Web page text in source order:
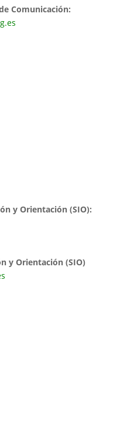
Comunicación:
y Orientación (SIO):
y Orientación (SIO)